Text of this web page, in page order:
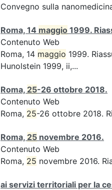
Convegno sulla
Roma, 14 maggio 1999.
Contenuto Web
Roma, 14 maggio 1999.
Hunolstein 1999, ii,...
Roma, 25-26 ottobre 2018.
Contenuto Web
Roma, 25-26 ottobre 2018.
Roma, 25 novembre 2016.
Contenuto Web
Roma, 25 novembre 2016.
ai servizi territoriali per la